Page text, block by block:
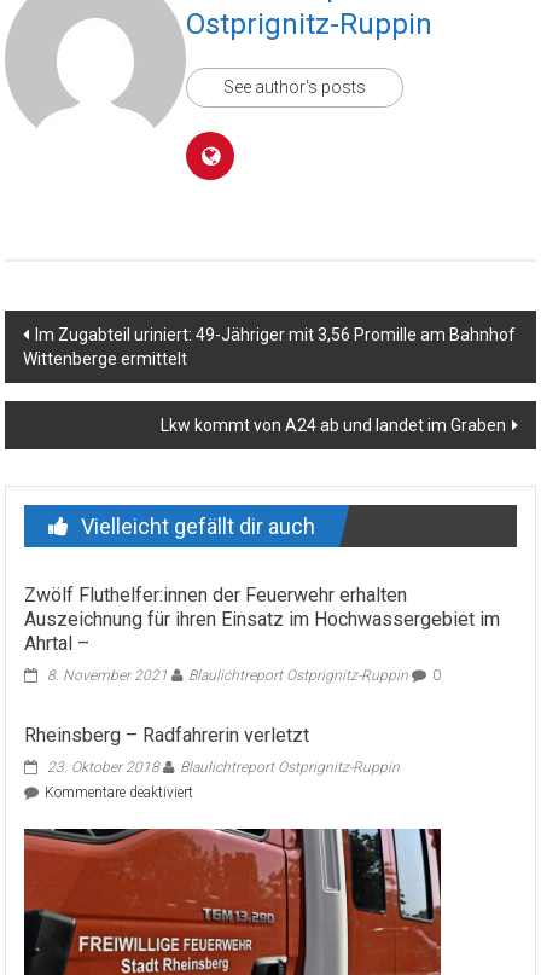
Ostprignitz-Ruppin
See author's posts
Beitragsnavigation
Im Zugabteil uriniert: 49-Jähriger mit 3,56 Promille am Bahnhof
Wittenberge ermittelt
Lkw kommt von A24 ab und landet im Graben
Vielleicht gefällt dir auch
Zwölf Fluthelfer:innen der Feuerwehr erhalten
Auszeichnung für ihren Einsatz im Hochwassergebiet im
Ahrtal –
8. November 2021 Blaulichtreport Ostprignitz-Ruppin 0
Rheinsberg – Radfahrerin verletzt
23. Oktober 2018
Blaulichtreport Ostprignitz-Ruppin
Kommentare deaktiviertfür
–
Radfahrerin
verletzt